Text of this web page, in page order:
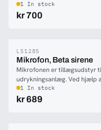
1 In stock
kr 700
-57%
LS1285
Mikrofon, Beta sirene
Mikrofonen er tillægsudstyr
udrykningsanlæg. Ved hjælp
Beta anlægene
1 In stock
kr 689